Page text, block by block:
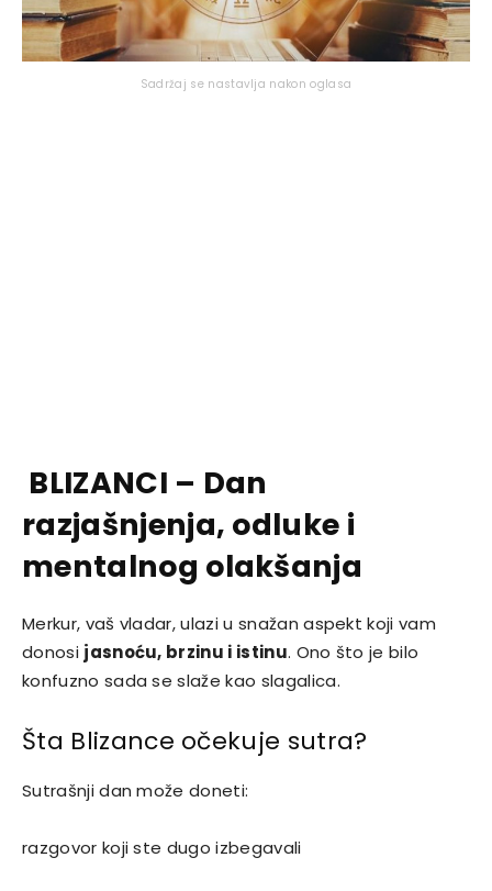
Sadržaj se nastavlja nakon oglasa
BLIZANCI – Dan
razjašnjenja, odluke i
mentalnog olakšanja
Merkur, vaš vladar, ulazi u snažan aspekt koji vam
donosi jasnoću, brzinu i istinu. Ono što je bilo
konfuzno sada se slaže kao slagalica.
Šta Blizance očekuje sutra?
Sutrašnji dan može doneti:
razgovor koji ste dugo izbegavali